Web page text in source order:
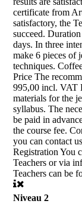
certificate from
satisfactory, the
succeed.
days. In three
make 6 pieces
techniques.
Price The
995,00 incl. VAT
materials for the
syllabus. The
be paid in
the course fee.
you can contact
Registration You
Teachers or via
Teachers can be
Niveau 2